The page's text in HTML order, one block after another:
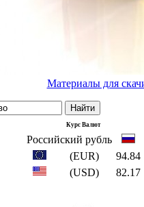
Материалы для
Найти
Курс Валют
Российский рубль
(EUR)
94.84
(USD)
82.17